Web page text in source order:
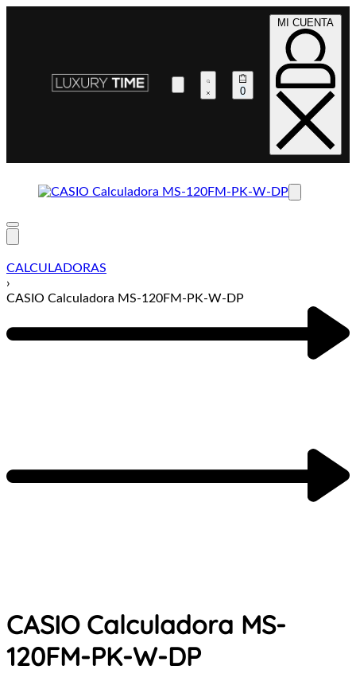
0
MI CUENTA
CALCULADORAS
›
CASIO Calculadora MS-120FM-PK-W-DP
CASIO Calculadora MS-
120FM-PK-W-DP